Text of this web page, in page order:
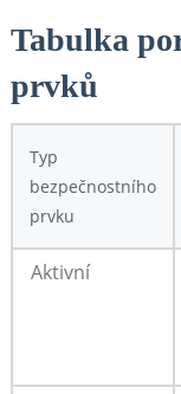
Tabulka
prvků
Typ
bezpečnostního
prvku
Aktivní